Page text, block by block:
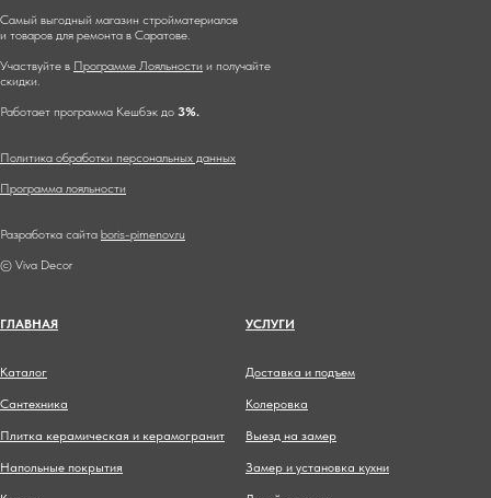
Самый выгодный магазин стройматериалов
и товаров для ремонта в Саратове.
Участвуйте в Программе Лояльности и получайте
скидки.
Работает программа Кешбэк до 3%.
Политика обработки персональных данных
Программа лояльности
Разработка сайта boris-pimenov.ru
© Viva Decor
ГЛАВНАЯ
Каталог
Сантехника
Плитка керамическая и керамогранит
Напольные покрытия
УСЛУГИ
Доставка и подъем
Колеровка
Выезд на замер
Замер и установка кухни